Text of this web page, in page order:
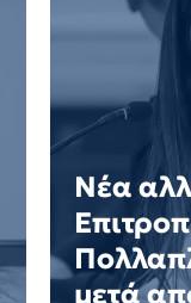
Νέα
μετά